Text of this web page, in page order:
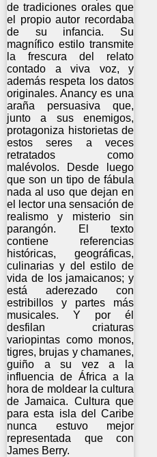
de tradiciones orales que
el propio autor recordaba
de su infancia. Su
magnífico estilo transmite
la frescura del relato
contado a viva voz, y
además respeta los datos
originales. Anancy es una
araña persuasiva que,
junto a sus enemigos,
protagoniza historietas de
estos seres a veces
retratados como
malévolos. Desde luego
que son un tipo de fábula
nada al uso que dejan en
el lector una sensación de
realismo y misterio sin
parangón. El texto
contiene referencias
históricas, geográficas,
culinarias y del estilo de
vida de los jamaicanos; y
está aderezado con
estribillos y partes más
musicales. Y por él
desfilan criaturas
variopintas como monos,
tigres, brujas y chamanes,
guiño a su vez a la
influencia de África a la
hora de moldear la cultura
de Jamaica. Cultura que
para esta isla del Caribe
nunca estuvo mejor
representada que con
James Berry.